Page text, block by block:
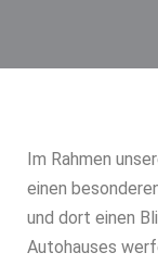
Im Rahmen
einen
und dort einen
Autohauses